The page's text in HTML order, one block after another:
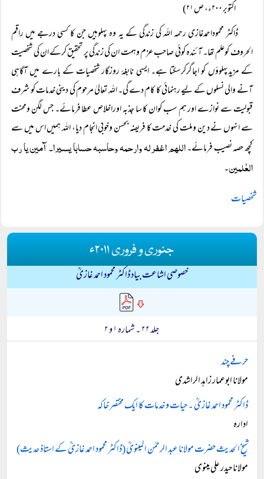
اکتوبر ۲۰۰ء، ص ۲۱)
ڈاکٹر محموداحمدغازی رحمہ اللہ کی زندگی کے یہ وہ پہلوہیں جن کا کسی درجے میں راقم
الحروف کوعلم تھا۔ آئندہ کوئی صاحب عزم وہمت ان کی زندگی پر تحقیق کرکے ان کی شخصیت
کے مزیدپہلوؤں کو اجاگرکرسکتا ہے۔ ایسی نابغۂ روزگار شخصیات کے بارے میں آگاہی
آنے والی نسلوں کے لیے رہنمائی کا کام دے گی۔ اللہ تعالیٰ مرحوم کی دینی خدمات کو شرف
قبولیت سے نوازے اور ہم سب کوان کا سا جذبہ اوراخلاص عطا فرمائے۔ جس لگن ومحنت
سے انہوں نے دین وملت کی خدمت کا فریضہ بحسن وخوبی انجام دیا، اللہ ہمیں اس میں سے
کچھ حصہ نصیب فرمائے۔اللھم اغفرلہ وارحمہ وحاسبہ حسابا یسیرا۔ آمین یا رب
العٰلمین۔
شخصیات
جنوری و فروری ۲۰۱۱ء
خصوصی اشاعت بیاد ڈاکٹر محمود احمد غازیؒ
جلد ۲۲ ۔ شمارہ ۱ و ۲
حرفے چند
مولانا ابوعمار زاہد الراشدی
ڈاکٹر محمود احمد غازیؒ ۔ حیات و خدمات کا ایک مختصر خاکہ
ادارہ
شیخ الحدیث حضرت مولانا عبد الرحمٰن المینویؒ (ڈاکٹر محمود احمد غازیؒ کے استاذ حدیث)
مولانا حیدر علی مینوی